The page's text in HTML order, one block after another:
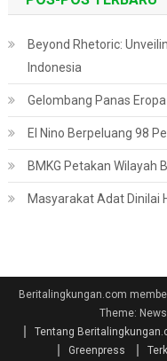
Beyond Rhetoric:
Indonesia
Gelombang Panas
El Nino Berpeluang 98
BMKG Petakan Wilayah
Masyarakat Adat Dinilai
Beritalingkungan.com
Theme:
Tentang
Greenpress